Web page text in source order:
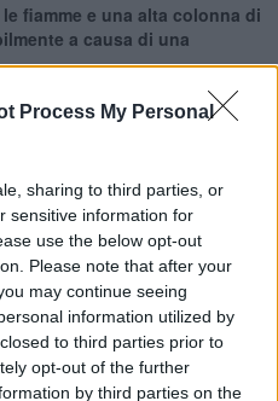
Process My Personal
sharing to third parties, or
sensitive information for
use the below opt-out
Please note that after your
may continue seeing
information utilized by
to third parties prior to
opt-out of the further
by third parties on the
fiamme e una alta colonna di
a causa di una
ed un'alta colonna di
, è stata
11,30 nella frazione cortonese
distante dall'ospedale.
che è stata portata in
comunque per ferite molto
dei vigili del fuoco che sono